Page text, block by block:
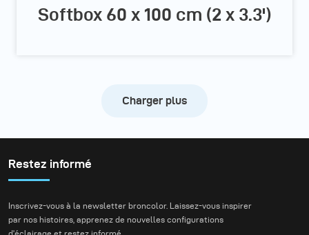
Softbox 60 x 100 cm (2 x 3.3')
Charger plus
Restez informé
Inscrivez-vous à la newsletter broncolor. Laissez-vous inspirer
par nos histoires, apprenez de nouvelles configurations